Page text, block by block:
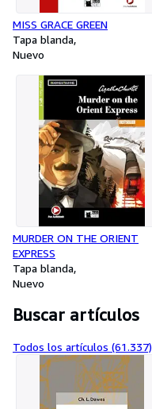
MISS GRACE GREEN
Tapa blanda
Nuevo
MURDER ON THE ORIENT
EXPRESS
Tapa blanda
Nuevo
Buscar artículos
Todos los artículos (61.337)